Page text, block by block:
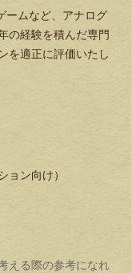
ームなど、アナログ
の経験を積んだ専門
を適正に評価いたし
ョン向け）
える際の参考になれ